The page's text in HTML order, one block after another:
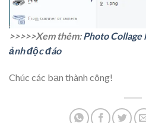
>>>>>Xem thêm:Photo Collage
ảnh độc đáo
Chúc các bạn thành công!